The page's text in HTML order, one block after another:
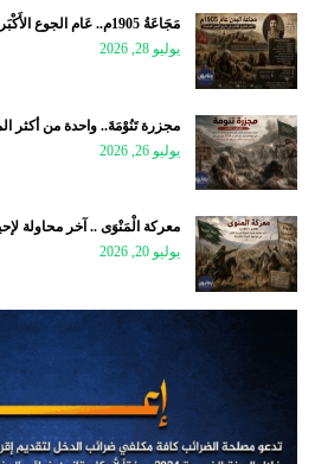
مَجَاعَةُ 1905م.. عَام الجوع الأَكْبَر في تاريخ اليمن…
يوليو 28, 2026
مجزرة تَنُوْمَةَ.. واحدة من أكثر
يوليو 26, 2026
معركة الْمَنْوَى .. آخر محاولة
يوليو 20, 2026